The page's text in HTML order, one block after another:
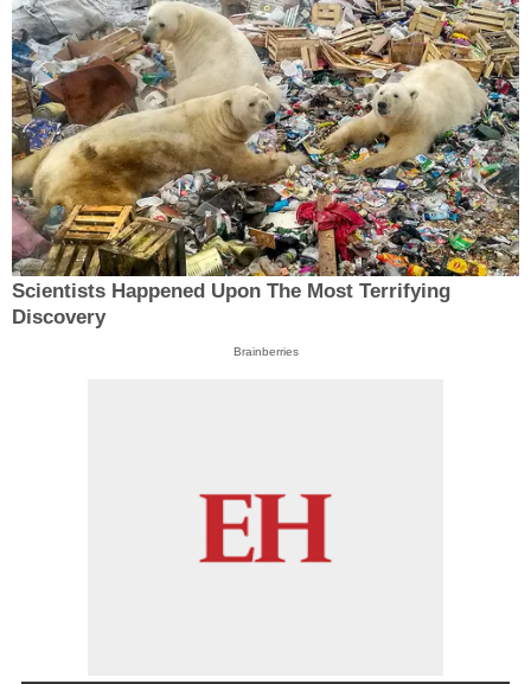
Scientists Happened Upon The Most Terrifying
Discovery
Brainberries